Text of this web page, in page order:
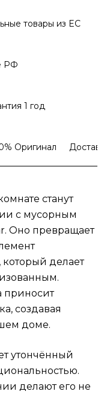
товары из EC
РФ
1 год
Оригинал
станут
с мусорным
Оно превращает
который делает
приносит
создавая
доме.
утончённый
делают его не